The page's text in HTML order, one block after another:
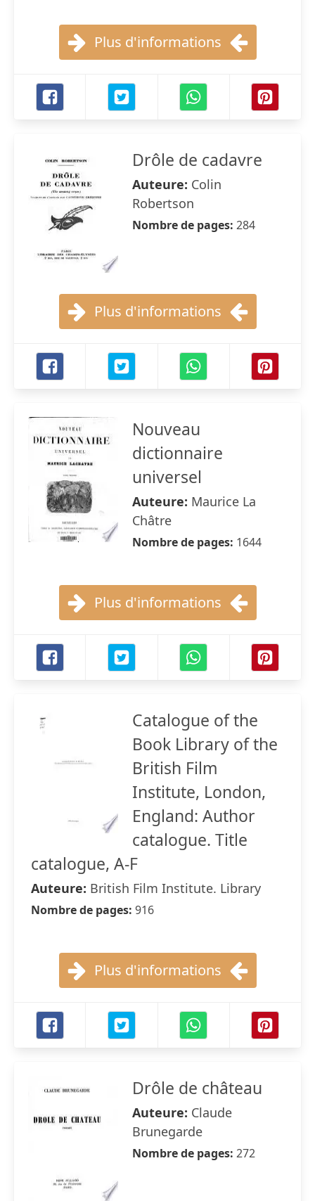
Plus d'informations
Drôle de cadavre
Auteure: Colin
Robertson
Nombre de pages: 284
Plus d'informations
Nouveau
dictionnaire
universel
Auteure: Maurice La
Châtre
Nombre de pages: 1644
Plus d'informations
Catalogue of the
Book Library of the
British Film
Institute, London,
England: Author
catalogue. Title
catalogue, A-F
Auteure: British Film Institute. Library
Nombre de pages: 916
Plus d'informations
Drôle de château
Auteure: Claude
Brunegarde
Nombre de pages: 272